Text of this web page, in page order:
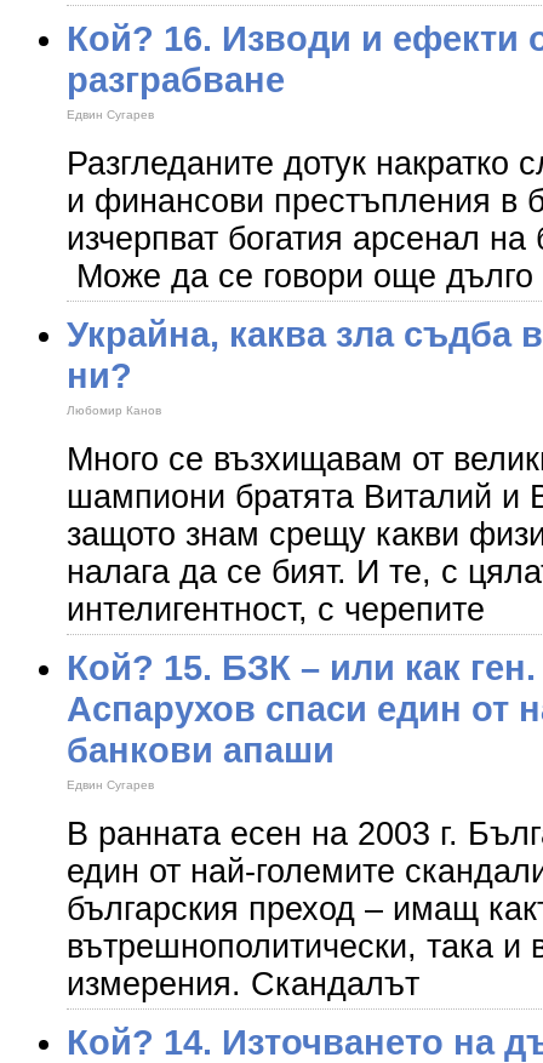
Кой? 16. Изводи и ефекти
разграбване
Едвин Сугарев
Разгледаните дотук накратко
и финансови престъпления в
изчерпват богатия арсенал на
Може да се говори още дълго
Украйна, каква зла съдба
ни?
Любомир Канов
Много се възхищавам от
шампиони братята Виталий и
защото знам срещу какви
налага да се бият. И те, с
интелигентност, с черепите
Кой? 15. БЗК – или как
Аспарухов спаси един от
банкови апаши
Едвин Сугарев
В ранната есен на 2003 г.
един от най-големите
българския преход – имащ
вътрешнополитически, така и
измерения. Скандалът
Кой? 14. Източването на